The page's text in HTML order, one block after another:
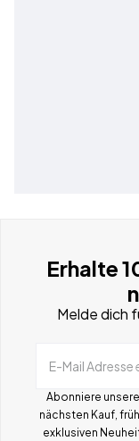
Erhalte
Melde dich
E-Mail Adresse
Abonniere
nächsten Kauf,
exklusiven